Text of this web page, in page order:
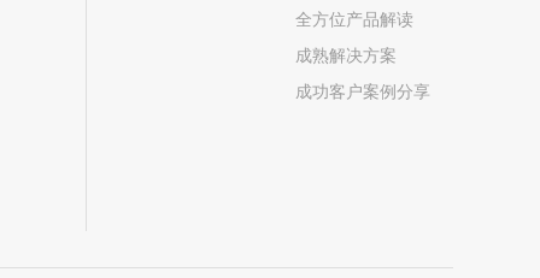
全方位产品解读
成熟解决方案
成功客户案例分享